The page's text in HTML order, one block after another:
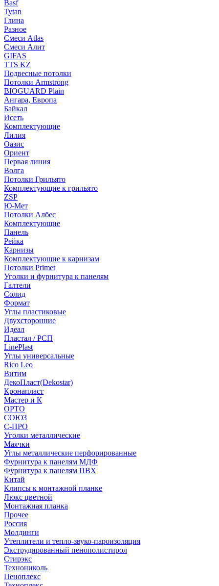
Basf
Tytan
Глина
Разное
Смеси Atlas
Смеси Алит
GIFAS
TTS KZ
Подвесные потолки
Потолки Armstrong
BIOGUARD Plain
Ангара, Европа
Байкал
Исеть
Комплектующие
Лилия
Оазис
Ориент
Первая линия
Волга
Потолки Грильято
Комплектующие к грильято
ZSP
Ю-Мет
Потолки Албес
Комплектующие
Панель
Рейка
Карнизы
Комплектующие к карнизам
Потолки Primet
Уголки и фурнитура к панелям
Галтели
Солид
Формат
Углы пластиковые
Двухсторонние
Идеал
Пластал / РСП
LinePlast
Углы универсальные
Rico Leo
Витим
ДекоПласт(Dekostar)
Кронапласт
Мастер и К
ОРТО
СОЮЗ
С-ПРО
Уголки металлические
Маячки
Углы металлические перфорированные
Фурнитура к панелям МДФ
Фурнитура к панелям ПВХ
Китай
Клипсы к монтажной планке
Люкс цветной
Монтажная планка
Прочее
Россия
Молдинги
Утеплители и тепло-звуко-пароизоляция
Экструдированный пенополистирол
Стирэкс
Технониколь
Пеноплекс